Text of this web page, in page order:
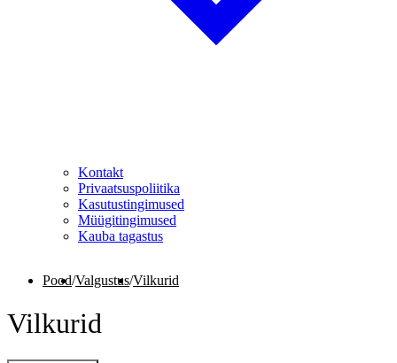
Kontakt
Privaatsuspoliitika
Kasutustingimused
Müügitingimused
Kauba tagastus
Pood/Valgustus/Vilkurid
Vilkurid